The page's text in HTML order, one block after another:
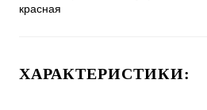
красная
ХАРАКТЕРИСТИКИ: